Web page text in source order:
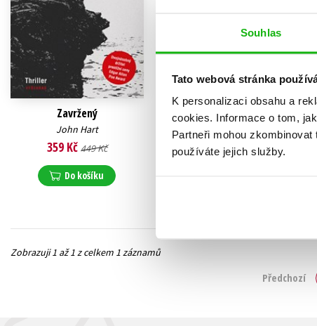
Souhlas
Tato webová stránka
K personalizaci obsahu a
cookies. Informace o tom,
Partneři mohou
používáte jejich služby.
Zavržený
John Hart
359 Kč 449 Kč
Do košíku
Zobrazuji 1 až 1 z celkem 1 záznamů
Předchozí